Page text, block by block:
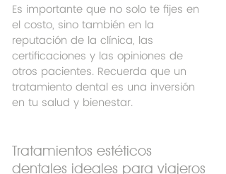
Es importante que no solo te fijes en
el costo, sino también en la
reputación de la clínica, las
certificaciones y las opiniones de
otros pacientes. Recuerda que un
tratamiento dental es una inversión
en tu salud y bienestar.
Tratamientos estéticos
dentales ideales para viajeros